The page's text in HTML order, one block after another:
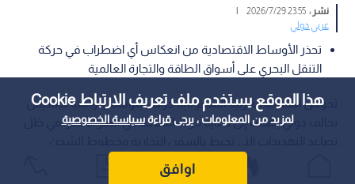
هذا الموقع يستخدم ملف تعريف الارتباط Cookie
لمزيد من المعلومات ، يرجى قراءةسياسة الخصوصية
اوافق
نشر :23:55 2026/7/29
|
عربي دولي
تحذر الأوساط الاقتصادية من انعكاس أي اضطراب في حركة
التنقل البحري على أسواق الطاقة والتجارة العالمية
تخوض المملكة العربية السعودية حراكا دبلوماسيا وأمنيا لتأسيس
تحالف دولي يهدف إلى حماية حركة الملاحة في البحر الأحمر، في ظل